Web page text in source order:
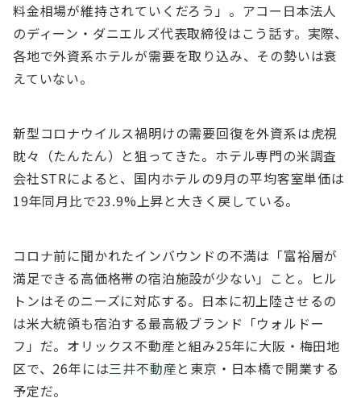
料⾦相場が維持されていくだろう」。アコー⽇本法⼈
のディーン・ダニエルズ代表取締役はこう話す。実際、
各地で外資系ホテルが需要を取り込み、その勢いは衰
えていない。
新型コロナウイルス禍明けの需要回復を外資系は⻁視
眈々（たんたん）と狙ってきた。ホテル専⾨の⽶調査
会社STRによると、国内ホテルの9⽉の平均客室単価は
19年同⽉⽐で23.9%上昇と⼤きく戻している。
コロナ前に聞かれたインバウンドの不満は「富裕層が
満⾜できる⾼価格帯の宿泊施設が少ない」こと。ヒル
トンはそのニーズに対応する。⽇本に初上陸させるの
は⽶⼤統領も宿泊する最⾼級ブランド「ウォルドー
フ」だ。オリックス不動産と組み25年に⼤阪・梅⽥地
区で、26年には三井不動産と東京・⽇本橋で開業する
予定だ。